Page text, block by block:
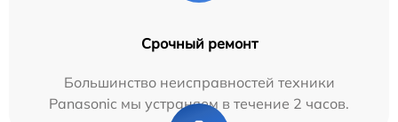
Срочный ремонт
Большинство неисправностей техники
Panasonic мы устраняем в течение 2 часов.